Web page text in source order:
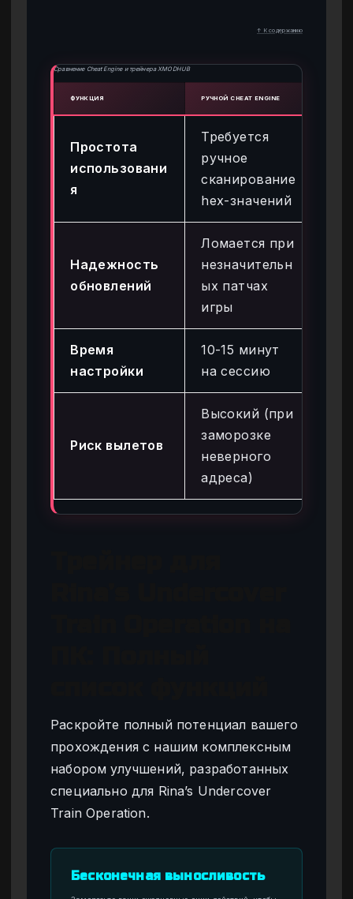
↑ К содержанию
Сравнение Cheat Engine и трейнера XMODHUB
ФУНКЦИЯ РУЧНОЙ CHEAT ENGINE
Простота
использовани
я
Требуется
ручное
сканирование
hex-значений
Надежность
обновлений
Ломается при
незначительн
ых патчах
игры
Время
настройки
10-15 минут
на сессию
Риск вылетов
Высокий (при
заморозке
неверного
адреса)
Раскройте полный потенциал вашего
прохождения с нашим комплексным
набором улучшений, разработанных
специально для Rina’s Undercover
Train Operation.
Бесконечная выносливость